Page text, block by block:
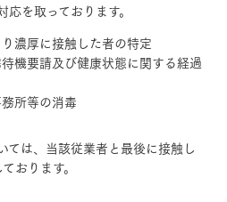
を取っております。
濃厚に接触した者の特定
機要請及び健康状態に関する経過
所等の消毒
ては、当該従業者と最後に接触し
おります。